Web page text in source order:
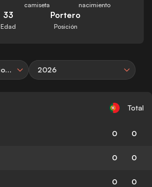
camiseta
nacimiento
33
Edad
Portero
Posición
Todas las competiciones 2026
Total
0 0
0 0
0 0